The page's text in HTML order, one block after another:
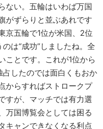
ない。五輪はいわば万国
がずらりと並ぶあれです
京五輪で1位が米国、2位
は“成功”しましたね。全
ことです。これが1位から
したのでは面白くもおか
からすればストロークプ
すが、マッチでは有力選
万国博覧会としては困る
キャンできなくなる利点